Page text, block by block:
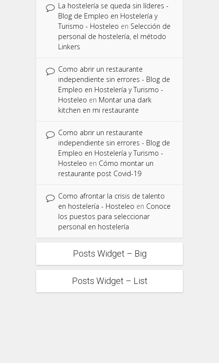
La hostelería se queda sin líderes -
Blog de Empleo en Hostelería y
Turismo - Hosteleo en Selección de
personal de hostelería, el método
Linkers
Como abrir un restaurante
independiente sin errores - Blog de
Empleo en Hostelería y Turismo -
Hosteleo en Montar una dark
kitchen en mi restaurante
Como abrir un restaurante
independiente sin errores - Blog de
Empleo en Hostelería y Turismo -
Hosteleo en Cómo montar un
restaurante post Covid-19
Como afrontar la crisis de talento
en hostelería - Hosteleo en Conoce
los puestos para seleccionar
personal en hostelería
Posts Widget – Big
Posts Widget – List